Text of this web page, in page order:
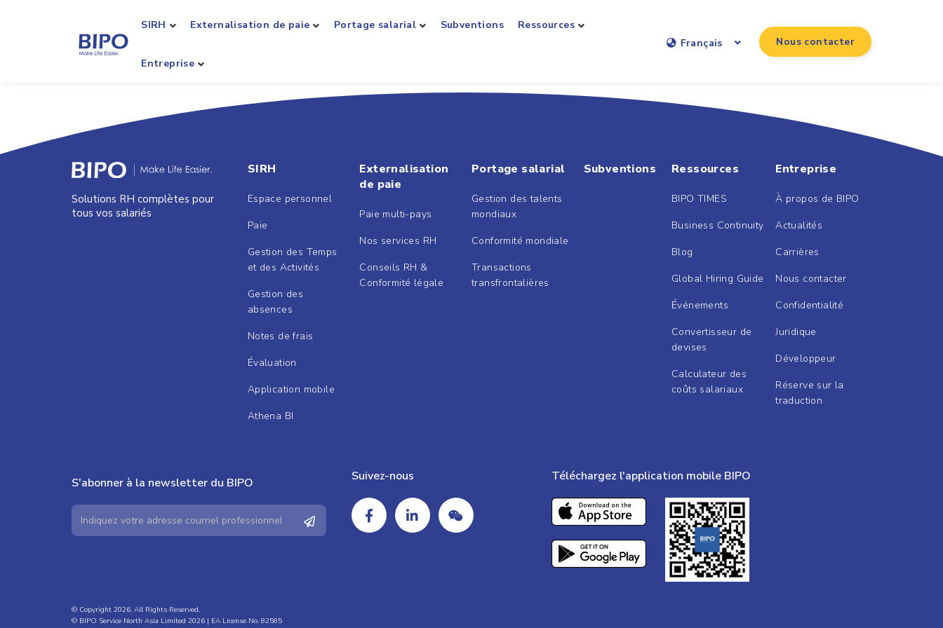
SIRH Externalisation de paie Portage salarial Subventions Ressources
Entreprise
Français Nous contacter
Solutions RH complètes pour
tous vos salariés
SIRH
Espace personnel
Paie
Gestion des Temps
et des Activités
Gestion des
absences
Notes de frais
Évaluation
Application mobile
Athena BI
Externalisation
de paie
Paie multi-pays
Nos services RH
Conseils RH &
Conformité légale
Portage salarial
Gestion des talents
mondiaux
Conformité mondiale
Transactions
transfrontalières
Subventions Ressources
BIPO TIMES
Business Continuity
Blog
Global Hiring Guide
Événements
Convertisseur de
devises
Calculateur des
coûts salariaux
Entreprise
À propos de BIPO
Actualités
Carrières
Nous contacter
Confidentialité
Juridique
Développeur
Réserve sur la
traduction
S'abonner à la newsletter du BIPO Suivez-nous Téléchargez l'application mobile BIPO
© Copyright 2026. All Rights Reserved.
© BIPO Service North Asia Limited 2026 | EA License No. 82585